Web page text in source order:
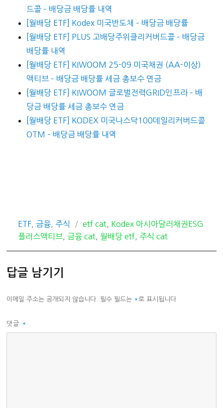
드콜 – 배당금 배당률 내역
[월배당 ETF] Kodex 미국반도체 – 배당금 배당률
[월배당 ETF] PLUS 고배당주위클리커버드콜 – 배당금
배당률 내역
[월배당 ETF] KIWOOM 25-09 미국채권 (AA-이상)
액티브 – 배당금 배당률 세금 총보수 연금
[월배당 ETF] KIWOOM 글로벌전력GRID인프라 – 배
당금 배당률 세금 총보수 연금
[월배당 ETF] KODEX 미국나스닥100데일리커버드콜
OTM – 배당금 배당률 내역
카
테
ETF, 금융, 주식
태
그
etf cat, Kodex 아시아달러채권ESG
플러스액티브, 금융 cat, 월배당 etf, 주식 cat
답글 남기기
이메일 주소는 공개되지 않습니다. 필수 필드는 *로 표시됩니다
댓글 *